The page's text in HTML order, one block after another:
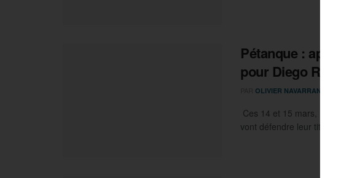
Pétanque : après le
pour Diego Rizzi ?
OLIVIER NAVARRANNE
Ces 14 et 15 mars, Diego
vont défendre leur titre à